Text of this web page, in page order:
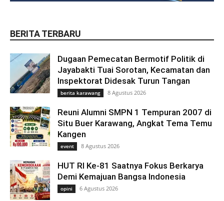
BERITA TERBARU
Dugaan Pemecatan Bermotif Politik di
Jayabakti Tuai Sorotan, Kecamatan dan
Inspektorat Didesak Turun Tangan
berita karawang 8 Agustus 2026
Reuni Alumni SMPN 1 Tempuran 2007 di
Situ Buer Karawang, Angkat Tema Temu
Kangen
event 8 Agustus 2026
HUT RI Ke-81 Saatnya Fokus Berkarya
Demi Kemajuan Bangsa Indonesia
opini 6 Agustus 2026